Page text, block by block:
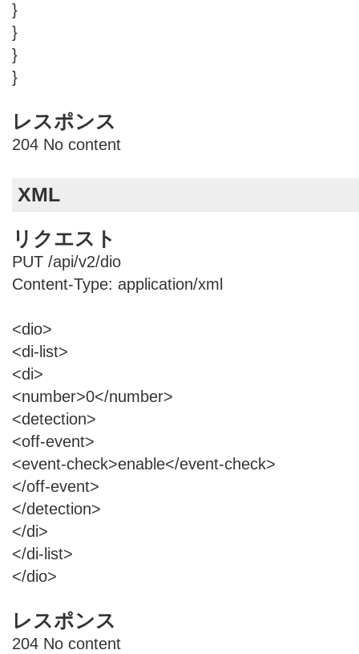
}
}
}
}
レスポンス
204 No content
XML
リクエスト
PUT /api/v2/dio
Content-Type: application/xml
<dio>
<di-list>
<di>
<number>0</number>
<detection>
<off-event>
<event-check>enable</event-check>
</off-event>
</detection>
</di>
</di-list>
</dio>
レスポンス
204 No content